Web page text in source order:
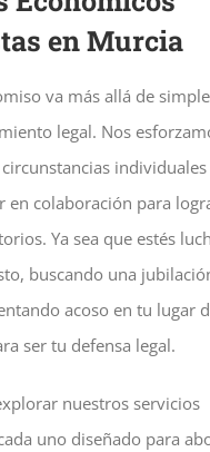
en Murcia
va más allá de
legal. Nos
individuales
en colaboración para
Ya sea que estés
buscando una
acoso en tu lugar
ser tu defensa legal.
nuestros servicios
uno diseñado para